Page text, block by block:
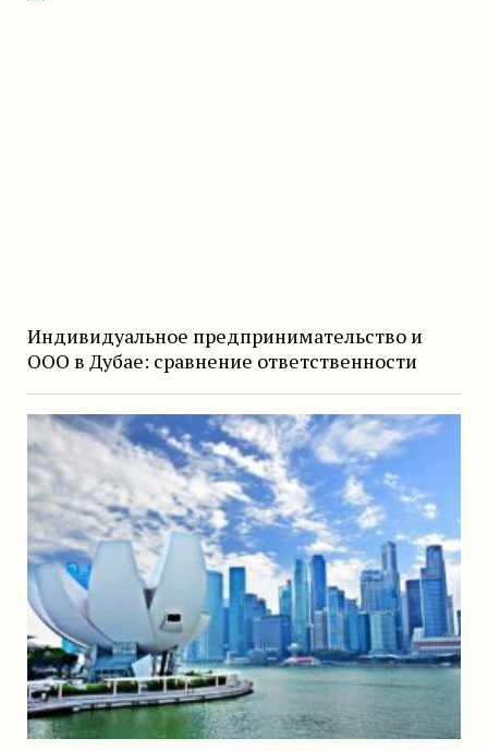
Индивидуальное предпринимательство и
ООО в Дубае: сравнение ответственности